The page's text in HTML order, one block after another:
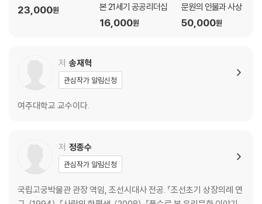
23,000원
본 21세기 공공리더십
16,000원
문원의 인물과 사상
50,000원
저 송재혁
관심작가 알림신청
여주대학교 교수이다.
저 정종수
관심작가 알림신청
국립고궁박물관 관장 역임, 조선시대사 전공. 『조선초기 상장의례 연